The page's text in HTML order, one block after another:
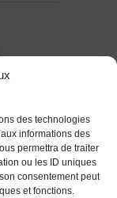
des technologies
informations des
permettra de traiter
ou les ID uniques
consentement peut
et fonctions.